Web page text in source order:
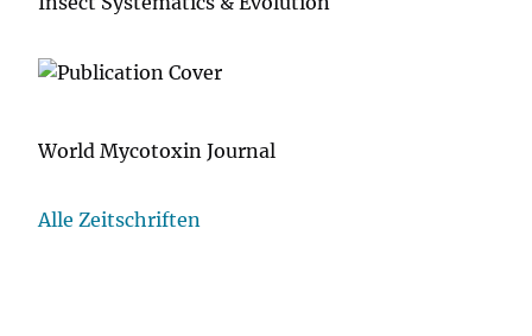
World Mycotoxin Journal
Alle Zeitschriften